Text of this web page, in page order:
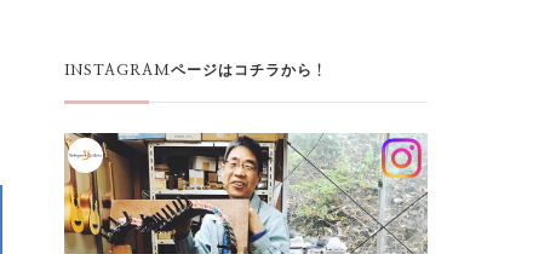
ブ
INSTAGRAMページはコチラから！